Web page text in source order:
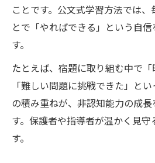
ことです。公文式学習方法では
とで「やればできる」という自
す。
たとえば、宿題に取り組む中で「
「難しい問題に挑戦できた」と
の積み重ねが、非認知能力の成
す。保護者や指導者が温かく見
す。